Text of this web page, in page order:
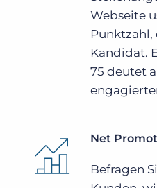
Webseite
Kandidat.
75 deutet
Net
Befragen